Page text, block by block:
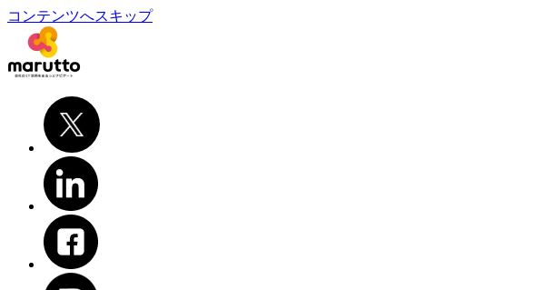
コンテンツへスキップ